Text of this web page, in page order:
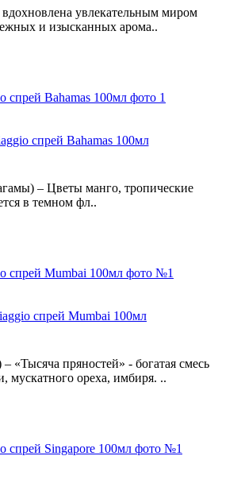
увлекательным миром
и изысканных арома..
спрей Bahamas 100мл
– Цветы манго, тропические
в темном фл..
спрей Mumbai 100мл
пряностей» - богатая смесь
мускатного ореха, имбиря. ..